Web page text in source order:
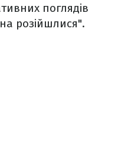
поглядів
розійшлися".